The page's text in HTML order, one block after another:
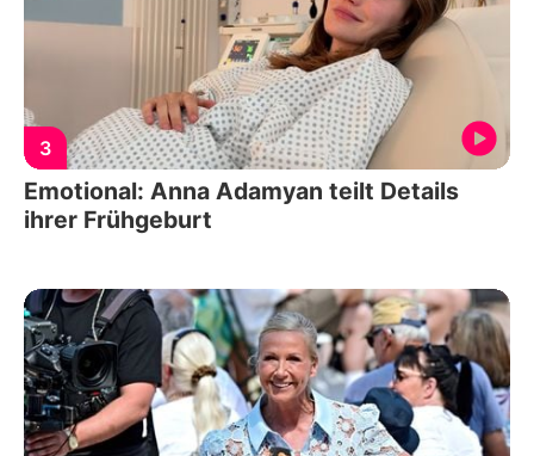
3
Emotional: Anna Adamyan teilt Details
ihrer Frühgeburt